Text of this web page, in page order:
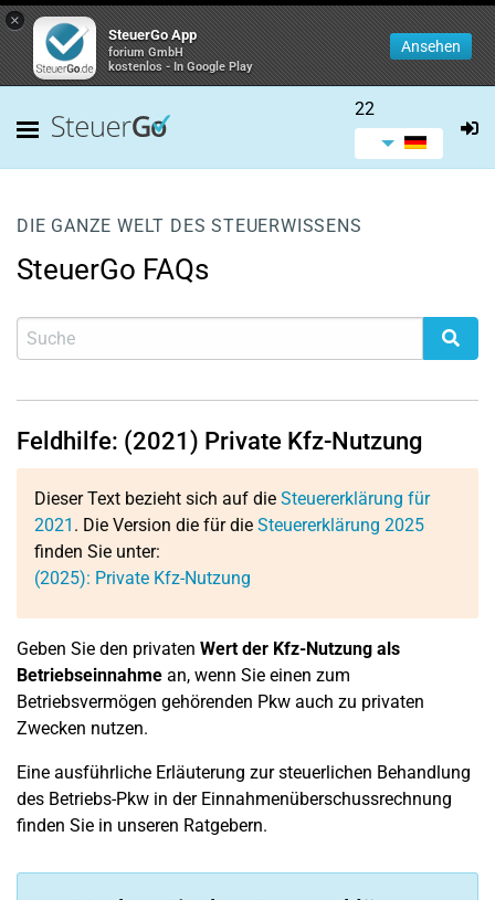
×
SteuerGo App
forium GmbH
kostenlos - In Google Play
Ansehen
22
DIE GANZE WELT DES STEUERWISSENS
SteuerGo FAQs
Feldhilfe: (2021) Private Kfz-Nutzung
Dieser Text bezieht sich auf die Steuererklärung für
2021 . Die Version die für die Steuererklärung 2025
finden Sie unter:
(2025): Private Kfz-Nutzung
Geben Sie den privaten Wert der Kfz-Nutzung als
Betriebseinnahme an, wenn Sie einen zum
Betriebsvermögen gehörenden Pkw auch zu privaten
Zwecken nutzen.
Eine ausführliche Erläuterung zur steuerlichen Behandlung
des Betriebs-Pkw in der Einnahmenüberschussrechnung
finden Sie in unseren Ratgebern.